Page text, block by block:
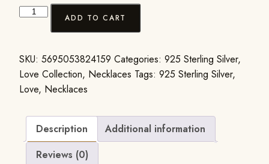
ADD TO CART
SKU: 5695053824159 Categories: 925 Sterling Silver,
Love Collection, Necklaces Tags: 925 Sterling Silver,
Love, Necklaces
Description
Additional information
Reviews (0)